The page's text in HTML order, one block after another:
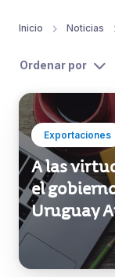
Inicio Noticias
Ordenar por
Exportaciones
A las
el
Uruguay